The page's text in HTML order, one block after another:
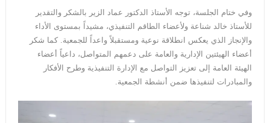
وفي ختام الجلسة، توجه الأستاذ الدكتور عماد الزير بالشكر والتقدير
للأستاذ خالد شناعة ولأعضاء الطاقم التنفيذي، مشيداً بمستوى الأداء
والإنجاز الذي يعكس انطلاقة نوعية ومستقبلاً واعداً للجمعية. كما شكر
أعضاء الهيئتين الإدارية والعامة على دعمهم المتواصل، داعياً أعضاء
الهيئة العامة إلى تعزيز التواصل مع الإدارة التنفيذية وطرح الأفكار
والمبادرات لتنفيذها ضمن أنشطة الجمعية.